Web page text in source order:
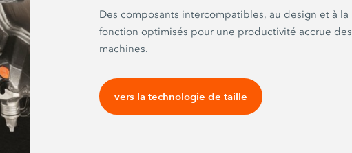
Des composants intercompatibles, au design et à la
fonction optimisés pour une productivité accrue des
machines.
vers la technologie de taille